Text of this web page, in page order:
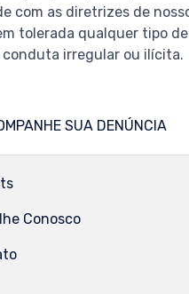
com as diretrizes de
tolerada qualquer tipo de
irregular ou ilícita.
SUA DENÚNCIA
Conosco